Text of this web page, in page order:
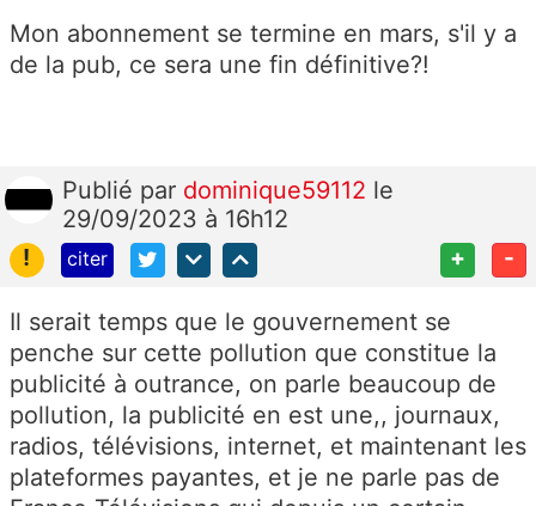
Mon abonnement se termine en mars, s'il y a
de la pub, ce sera une fin définitive?!
Publié par dominique59112 le
29/09/2023 à 16h12
!
citer + -
Il serait temps que le gouvernement se
penche sur cette pollution que constitue la
publicité à outrance, on parle beaucoup de
pollution, la publicité en est une,, journaux,
radios, télévisions, internet, et maintenant les
plateformes payantes, et je ne parle pas de